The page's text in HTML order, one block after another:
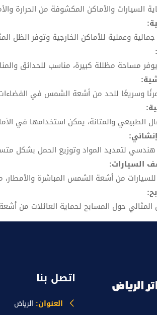
السيارات والأماكن المكشوفة من الحرارة
وعملية للأماكن الخارجية وتوفر الظل
مساحة مظللة كبيرة، مناسب للحدائق
وسريعًا للحد من أشعة الشمس في الفضاءات
الطبيعي والمتانة، يمكن استخدامها في
لتمديد المواد وتوزيع الحمل بشكل
السيارات:
من أشعة الشمس المباشرة
المثالي حول المسابح لحماية العائلات من
اتصل بنا
العنوان: الرياض